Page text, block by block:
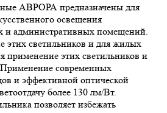
АВРОРА предназначены для
освещения
и административных помещений.
этих светильников и для жилых
применение этих светильников и
современных
и эффективной оптической
более 130 лм/Вт.
позволяет избежать